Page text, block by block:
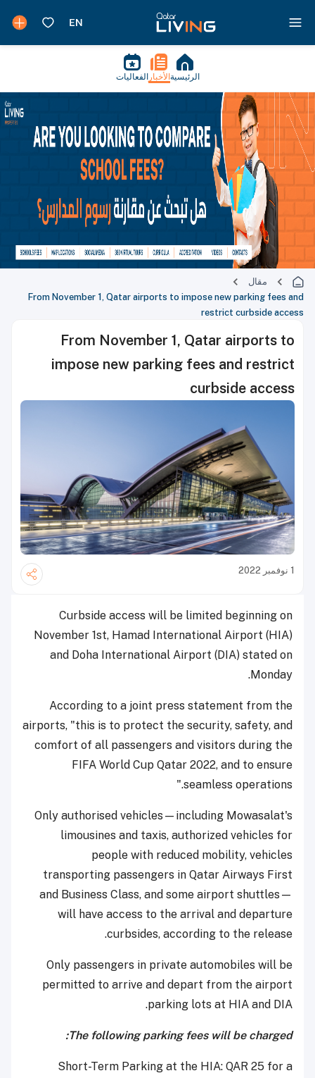
الرئيسية الأخبار الفعاليات
مقال
From November 1, Qatar airports to impose new parking fees and
restrict curbside access
From November 1, Qatar airports to
impose new parking fees and restrict
curbside access
1 نوفمبر 2022
Curbside access will be limited beginning on
November 1st, Hamad International Airport (HIA)
and Doha International Airport (DIA) stated on
Monday.
According to a joint press statement from the
airports, "this is to protect the security, safety, and
comfort of all passengers and visitors during the
FIFA World Cup Qatar 2022, and to ensure
seamless operations."
Only authorised vehicles—including Mowasalat's
limousines and taxis, authorized vehicles for
people with reduced mobility, vehicles
transporting passengers in Qatar Airways First
and Business Class, and some airport shuttles—
will have access to the arrival and departure
curbsides, according to the release.
Only passengers in private automobiles will be
permitted to arrive and depart from the airport
parking lots at HIA and DIA.
The following parking fees will be charged:
Short-Term Parking at the HIA: QAR 25 for a